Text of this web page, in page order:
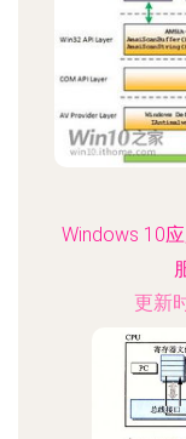
Windows 10
更新